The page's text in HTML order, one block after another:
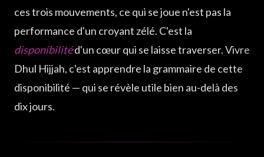
ces trois mouvements, ce qui se joue n'est pas la
performance d'un croyant zélé. C'est la
disponibilitéd'un cœur qui se laisse traverser. Vivre
Dhul Hijjah, c'est apprendre la grammaire de cette
disponibilité — qui se révèle utile bien au-delà des
dix jours.